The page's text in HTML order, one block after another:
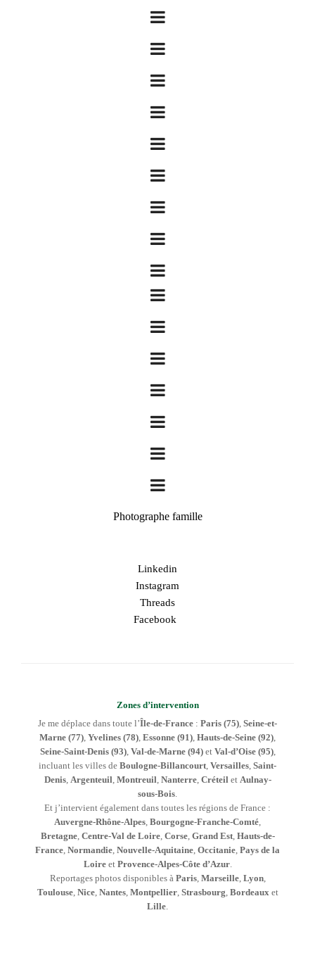
Photographe famille
Linkedin
Instagram
Threads
Facebook
Zones d’intervention
Je me déplace dans toute l’Île-de-France : Paris (75) Seine-et-
Marne (77) Yvelines (78) Essonne (91) Hauts-de-Seine (92)
Seine-Saint-Denis (93), Val-de-Marne (94)et Val-d’Oise (95),
incluant les villes de Boulogne-Billancourt Versailles Saint-
Denis, Argenteuil Montreuil Nanterre, Créteil et Aulnay-
sous-Bois
Et j’intervient également dans toutes les régions de France :
Auvergne-Rhône-Alpes Bourgogne-Franche-Comté
Bretagne, Centre-Val de Loire, Corse, Grand Est, Hauts-de-
France Normandie Nouvelle-Aquitaine Occitanie Pays de la
Loireet Provence-Alpes-Côte d’Azur.
Reportages photos disponibles à Paris, Marseille, Lyon,
Toulouse, Nice, Nantes, Montpellier, Strasbourg Bordeaux et
Lille